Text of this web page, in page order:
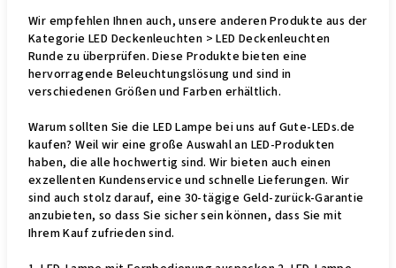
Wir empfehlen Ihnen auch, unsere anderen Produkte aus der
Kategorie LED Deckenleuchten > LED Deckenleuchten
Runde zu überprüfen. Diese Produkte bieten eine
hervorragende Beleuchtungslösung und sind in
verschiedenen Größen und Farben erhältlich.
Warum sollten Sie die LED Lampe bei uns auf Gute-LEDs.de
kaufen? Weil wir eine große Auswahl an LED-Produkten
haben, die alle hochwertig sind. Wir bieten auch einen
exzellenten Kundenservice und schnelle Lieferungen. Wir
sind auch stolz darauf, eine 30-tägige Geld-zurück-Garantie
anzubieten, so dass Sie sicher sein können, dass Sie mit
Ihrem Kauf zufrieden sind.